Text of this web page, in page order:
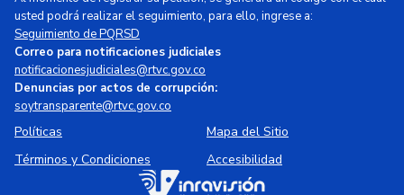
usted podrá realizar el seguimiento, para ello, ingrese a:
Seguimiento de PQRSD
Correo para notificaciones judiciales
notificacionesjudiciales@rtvc.gov.co
Denuncias por actos de corrupción:
soytransparente@rtvc.gov.co
Políticas
Mapa del Sitio
Términos y Condiciones
Accesibilidad